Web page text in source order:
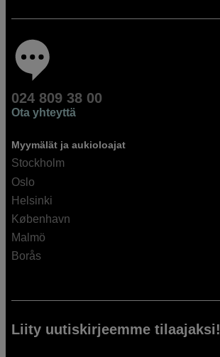
024 809 38 00
Ota yhteyttä
Myymälät ja aukioloajat
Stockholm
Oslo
Helsinki
København
Malmö
Borås
Liity uutiskirjeemme tilaajaksi!